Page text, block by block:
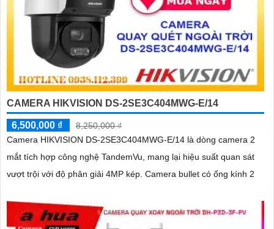
CAMERA HIKVISION DS-2SE3C404MWG-E/14
6,500,000 ₫
8,250,000 ₫
Camera HIKVISION DS-2SE3C404MWG-E/14 là dòng camera 2
mắt tích hợp công nghệ TandemVu, mang lại hiệu suất quan sát
vượt trội với độ phân giải 4MP kép. Camera bullet có ống kính 2